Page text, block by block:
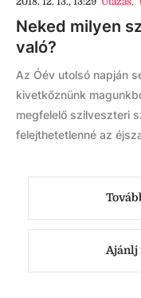
Neked milyen
való?
Az Óév utolsó napján
kivetkőznünk
megfelelő szilveszteri
felejthetetlenné az
Ajánlj